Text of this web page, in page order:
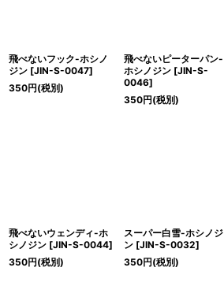
飛べないフック-ホシノ
ジン [JIN-S-0047]
350円(税別)
飛べないピーターパン-
ホシノジン [JIN-S-
0046]
350円(税別)
飛べないウェンディ-ホ
シノジン [JIN-S-0044]
350円(税別)
スーパー白雪-ホシノジ
ン [JIN-S-0032]
350円(税別)